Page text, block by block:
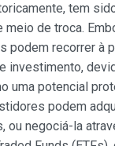
tem
meio de troca.
podem recorrer à
investimento,
uma potencial
podem
ou negociá-la